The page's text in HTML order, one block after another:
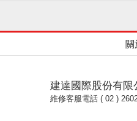
關
建達國際股份有限
維修客服電話 ( 02 )